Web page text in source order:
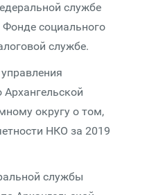
службе
Фонде социального
службе.
округу о том,
НКО за 2019
службы